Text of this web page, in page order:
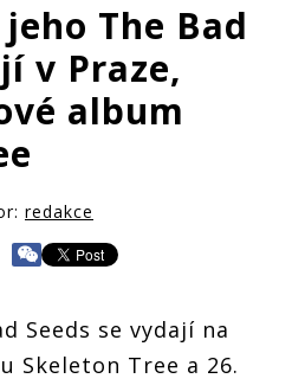
The Bad
v Praze,
album
redakce
Seeds se vydají na
Skeleton Tree a 26.